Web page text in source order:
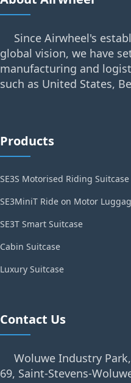
Since Airwheel's
global vision, we have
manufacturing and
such as United States,
Products
SE3S Motorised Riding Suitcase
SE3MiniT Ride on Motor
SE3T Smart Suitcase
Cabin Suitcase
Luxury Suitcase
Contact Us
Woluwe Industry
69, Saint-Stevens-